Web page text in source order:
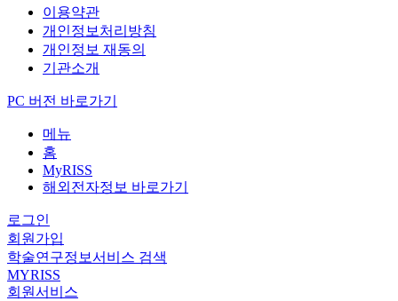
이용약관
개인정보처리방침
개인정보 재동의
기관소개
PC 버전 바로가기
메뉴
홈
MyRISS
해외전자정보 바로가기
로그인
회원가입
학술연구정보서비스 검색
MYRISS
회원서비스